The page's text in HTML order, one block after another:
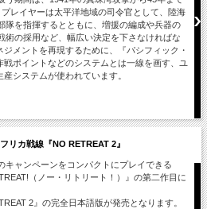
レイヤーは太平洋地域の司令官として、陸海
隊を指揮するとともに、増援の編成や兵器の
術の採用など、幅広い決定を下さなければな
メントを再現するために、『パシフィック・
ポイントなどのシステムとは一線を画す、ユ
システムが使われています。
リカ戦線『NO RETREAT 2』
キャンペーンをコンパクトにプレイできる
（ノー・リトリート！）』の第二作目に
2』の完全日本語版が発売となります。